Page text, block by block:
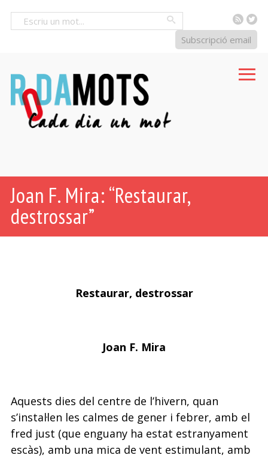
RSS
Subscripció email
Joan F. Mira: “Restaurar,
destrossar”
Restaurar, destrossar
Joan F. Mira
Aquests dies del centre de l’hivern, quan
s’instal·len les calmes de gener i febrer, amb el
fred just (que enguany ha estat estranyament
escàs), amb una mica de vent estimulant, amb